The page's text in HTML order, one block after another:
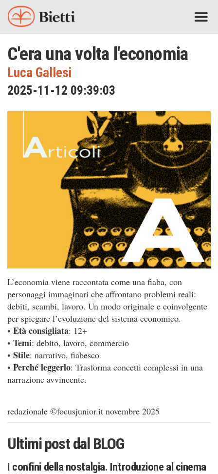
C'era una volta l'economia
Luca Gallesi
2025-11-12 09:39:03
L’economia viene raccontata come una fiaba, con
personaggi immaginari che affrontano problemi reali:
debiti, scambi, lavoro. Un modo originale e coinvolgente
per spiegare l’evoluzione del sistema economico.
• Età consigliata: 12+
• Temi: debito, lavoro, commercio
• Stile: narrativo, fiabesco
• Perché leggerlo: Trasforma concetti complessi in una
narrazione avvincente.
redazionale ©focusjunior.it novembre 2025
Ultimi post dalBLOG
I confini della nostalgia. Introduzione al cinema